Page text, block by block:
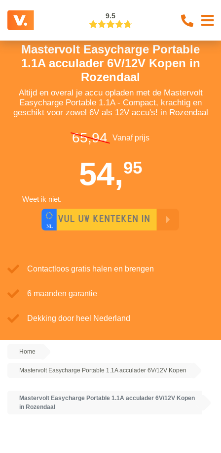
9.5
Mastervolt Easycharge Portable
1.1A acculader 6V/12V Kopen in
Rozendaal
Altijd en overal je accu opladen met de Mastervolt
Easycharge Portable 1.1A - Compact, krachtig en
geschikt voor zowel 6V als 12V accu's! in Rozendaal
65,94 Vanaf prijs
54,95
Weet ik niet.
Contactloos gratis halen en brengen
6 maanden garantie
Dekking door heel Nederland
Home
Mastervolt Easycharge Portable 1.1A acculader 6V/12V Kopen
Mastervolt Easycharge Portable 1.1A acculader 6V/12V Kopen
in Rozendaal